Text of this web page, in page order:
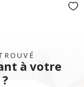
à votre